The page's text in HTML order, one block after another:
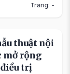
Trang: -
thuật nội
mở rộng
trị